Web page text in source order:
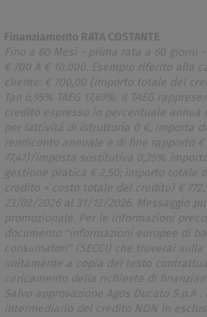
Finanziamento RATA COSTANTE
Fino a 60 Mesi - prima rata a 60 giorni -
€ 700 A € 10.000. Esempio riferito alla
cliente: € 700,00 (importo totale del
Tan 6,95% TAEG 17,69%. Il TAEG
credito espresso in percentuale
per lattività di istruttoria 0 €, importa
rendiconto annuale e di fine rapporto
77,47)/imposta sostitutiva 0,25%
gestione pratica € 2,50; importo totale
credito + costo totale del credito) €
23/02/2026 al 31/12/2026. Messaggio
promozionale. Per le informazioni
documento "informazioni europee di
consumatori" (SECCI) che troverai
unitamente a copia del testo
caricamento della richiesta di
Salvo approvazione Agos Ducato S.p.A .
intermediario del credito NON in